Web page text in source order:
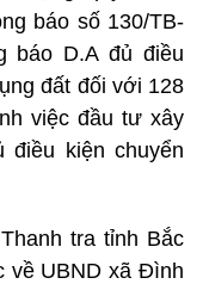
báo số 130/TB-
báo D.A đủ điều
đất đối với 128
việc đầu tư xây
kiện chuyển
tra tỉnh Bắc
về UBND xã Đình